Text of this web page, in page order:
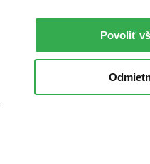
Povoliť